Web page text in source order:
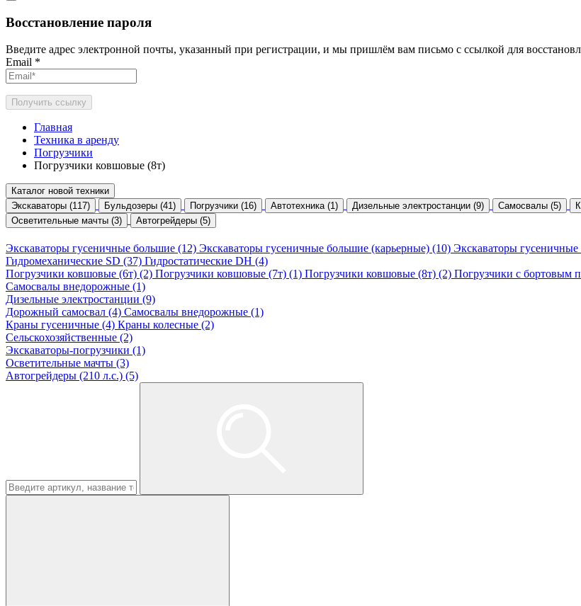
Восстановление пароля
Введите адрес электронной почты, указанный при регистрации, и мы пришлём вам письмо с ссылкой для
Email *
Получить ссылку
Главная
Техника в аренду
Погрузчики
Погрузчики ковшовые (8т)
Каталог новой техники
Экскаваторы (117)
Бульдозеры (41) Погрузчики (16) Автотехника (1) Дизельные электростанции (9) Самосвалы (5)
Осветительные мачты (3)
Автогрейдеры (5)
Экскаваторы гусеничные большие (12) Экскаваторы гусеничные большие (карьерные) (10) Экскаваторы гусеничные
Гидромеханические SD (37) Гидростатические DH (4)
Погрузчики ковшовые (6т) (2) Погрузчики ковшовые (7т) (1) Погрузчики ковшовые (8т) (2) Погрузчики с бортовым
Самосвалы внедорожные (1)
Дизельные электростанции (9)
Дорожный самосвал (4) Самосвалы внедорожные (1)
Краны гусеничные (4) Краны колесные (2)
Сельскохозяйственные (2)
Экскаваторы-погрузчики (1)
Осветительные мачты (3)
Автогрейдеры (210 л.с.) (5)